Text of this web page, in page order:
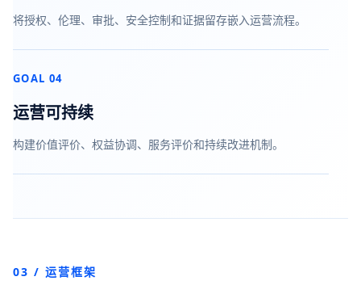
将授权、伦理、审批、安全控制和证据留存嵌入运营流程。
GOAL 04
运营可持续
构建价值评价、权益协调、服务评价和持续改进机制。
03 / 运营框架